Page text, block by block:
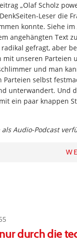
„Olaf Scholz
Leser die
konnte. Siehe
angehängten Text
gefragt, aber
mit unseren Parteien
und man
selbst
unterwandert. Und
ein paar knappen
Audio-Podcast
durch die